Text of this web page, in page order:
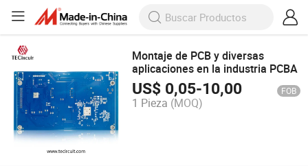
Montaje de PCB y diversas
aplicaciones en la industria PCBA
US$ 0,05-10,00 FOB
1 Pieza (MOQ)